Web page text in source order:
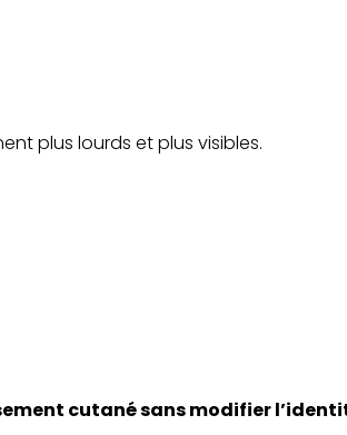
plus lourds et plus visibles.
cutané sans modifier